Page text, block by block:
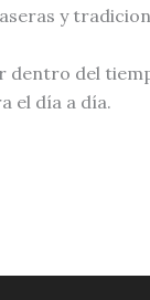
y
del
el día a día.